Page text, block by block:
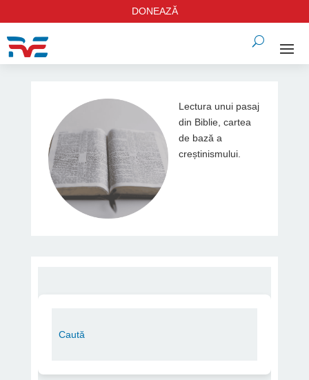
DONEAZĂ
Lectura unui pasaj
din Biblie, cartea
de bază a
creștinismului.